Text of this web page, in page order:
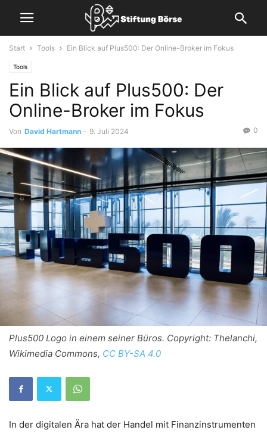
Start Tools Ein Blick auf Plus500: Der Online-Broker im Fokus
Tools
Ein Blick auf Plus500: Der
Online-Broker im Fokus
Von David Hartmann - 9. Juli 2024 0
Plus500 Logo in einem seiner Büros. Copyright: Thelanchi,
Wikimedia Commons, CC BY-SA 4.0
In der digitalen Ära hat der Handel mit Finanzinstrumenten